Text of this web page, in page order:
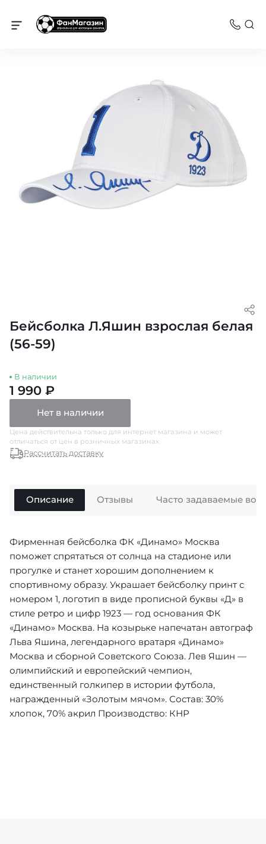
Динамо
Бейсболка Л.Яшин взрослая белая
(56-59)
В наличии
1 990 ₽
Нет в наличии
Цена действительна только для интернет магазина и может
отличаться от цен в розничных магазинах
Рассчитать доставку
Описание
Фирменная бейсболка ФК «Динамо» Москва
поможет спрятаться от солнца на стадионе или
прогулке и станет хорошим дополнением к
спортивному образу. Украшает бейсболку принт с
номером 1, логотип в виде прописной буквы «Д» в
стиле ретро и цифр 1923 — год основания ФК
«Динамо» Москва. На козырьке напечатан автограф
Льва Яшина, легендарного вратаря «Динамо»
Москва и сборной Советского Союза. Лев Яшин —
олимпийский и европейский чемпион,
единственный голкипер в истории футбола,
награжденный «Золотым мячом». Состав: 30%
хлопок, 70% акрил Производство: КНР
Отзывы Часто задаваемые